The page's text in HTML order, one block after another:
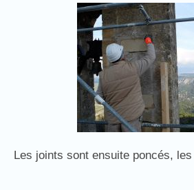
Les joints sont ensuite poncés,